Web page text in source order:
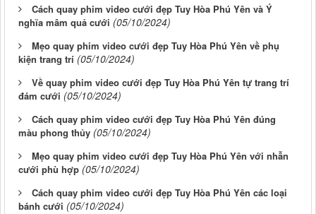
Cách quay phim video cưới đẹp Tuy Hòa Phú Yên và Ý
nghĩa mâm quả cưới (05/10/2024)
Mẹo quay phim video cưới đẹp Tuy Hòa Phú Yên về phụ
kiện trang trí (05/10/2024)
Về quay phim video cưới đẹp Tuy Hòa Phú Yên tự trang trí
đám cưới (05/10/2024)
Cách quay phim video cưới đẹp Tuy Hòa Phú Yên đúng
màu phong thủy (05/10/2024)
Mẹo quay phim video cưới đẹp Tuy Hòa Phú Yên với nhẫn
cưới phù hợp (05/10/2024)
Cách quay phim video cưới đẹp Tuy Hòa Phú Yên các loại
bánh cưới (05/10/2024)